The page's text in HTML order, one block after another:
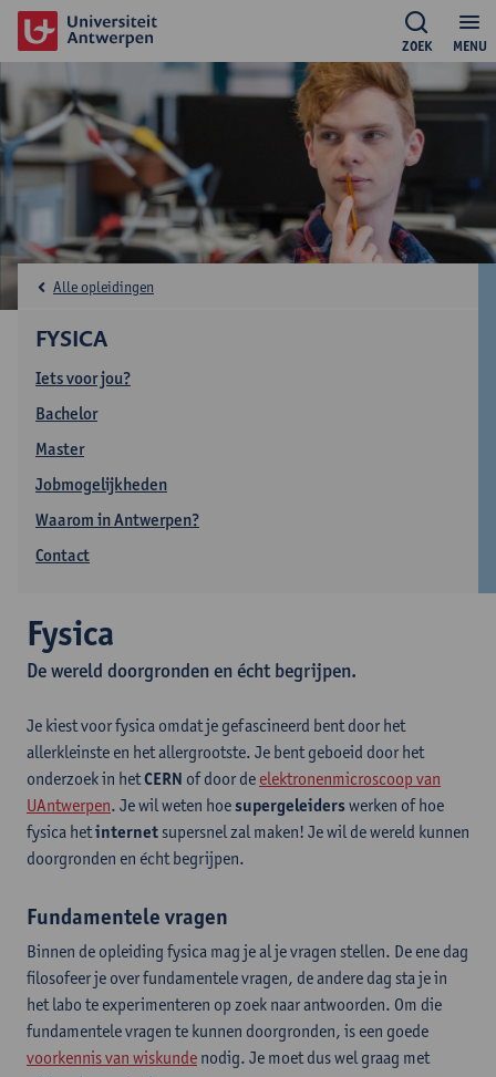
MENU
ZOEK
FYSICA
Iets voor jou?
Bachelor
Master
Jobmogelijkheden
Waarom in Antwerpen?
Contact
Alle opleidingen
Fysica
De wereld doorgronden en écht begrijpen.
Je kiest voor fysica omdat je gefascineerd bent door het
allerkleinste en het allergrootste. Je bent geboeid door het
onderzoek in hetCERN of door de elektronenmicroscoop van
UAntwerpen. Je wil weten hoesupergeleiderswerken of hoe
fysica hetinternetsupersnel zal maken! Je wil de wereld kunnen
doorgronden en écht begrijpen.
Fundamentele vragen
Binnen de opleiding fysica mag je al je vragen stellen. De ene dag
filosofeer je over fundamentele vragen, de andere dag sta je in
het labo te experimenteren op zoek naar antwoorden. Om die
fundamentele vragen te kunnen doorgronden, is een goede
voorkennis van wiskunde nodig. Je moet dus wel graag met